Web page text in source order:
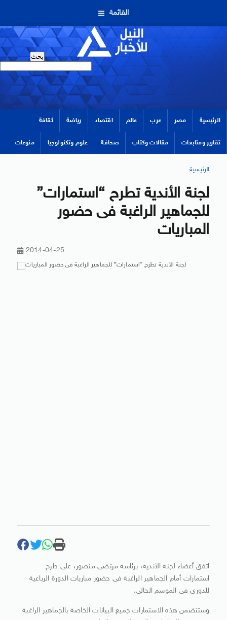
القائمة
الرئيسية مصر عرب عالم اقتصاد رياضة ثقافة
تقارير ومتابعات مقالات وكتاب صحافة علوم وتكنولوجيا منوعات
الرئيسية
لجنة الأندية تطرح “استمارات”
للجماهير الراغبة فى حضور
المباريات
2014-04-25
اتفق أعضاء لجنة الأندية، برئاسة مرتضى منصور، على طرح
استمارات أمام الجماهير الراغبة فى حضور مباريات الدورة الرباعية
للدورى فى الموسم الحالى.
وستتضمن هذه الاستمارات جميع البيانات الخاصة بالجماهير الراغبة